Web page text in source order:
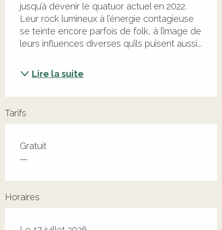
jusqu’à devenir le quatuor actuel en 2022.
Leur rock lumineux à l’énergie contagieuse
se teinte encore parfois de folk, à l’image de
leurs influences diverses qu’ils puisent aussi...
Lire la suite
Tarifs
Tarifs 2026
Gratuit
—
Horaires